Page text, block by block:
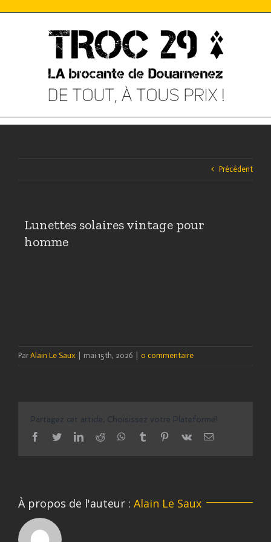
Précédent
Lunettes solaires vintage pour
homme
Par Alain Le Saux mai 15th, 2026 0 commentaire
Partagez cet article, Choisissez votre Plateforme!
facebook
twitterlinkedinreddit whatsapptumblr pinterest
vk Email
À propos de l'auteur : Alain Le Saux